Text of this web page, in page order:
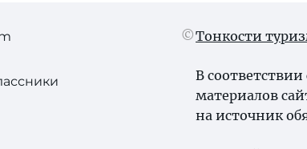
Тонкости
В
материалов
на источник